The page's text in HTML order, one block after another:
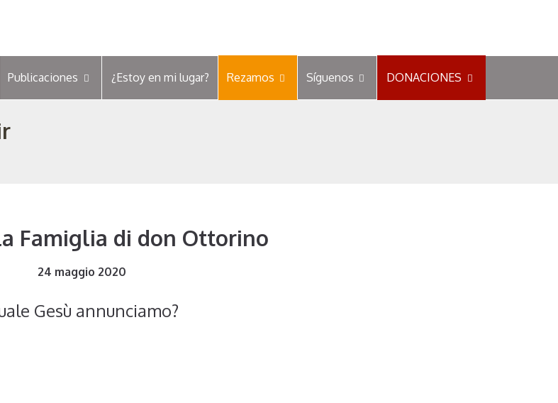
Publicaciones ¿Estoy en mi lugar? Rezamos Síguenos DONACIONES
Famiglia di don Ottorino
24 maggio 2020
Gesù annunciamo?